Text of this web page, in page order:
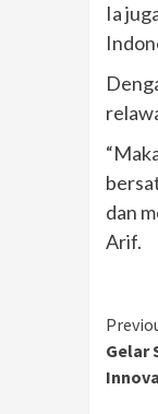
Ia
dan
Arif.
Gelar